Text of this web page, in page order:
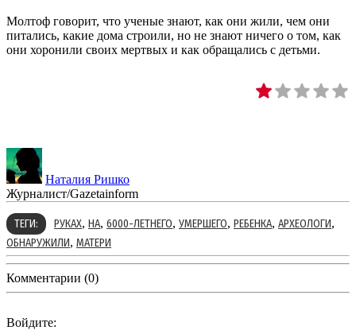
Молтоф говорит, что ученые знают, как они жили, чем они
питались, какие дома строили, но не знают ничего о том, как
они хоронили своих мертвых и как обращались с детьми.
Наталия Ришко
Журналист/Gazetainform
ТЕГИ: РУКАХ, НА, 6000-ЛЕТНЕГО, УМЕРШЕГО, РЕБЕНКА, АРХЕОЛОГИ,
ОБНАРУЖИЛИ, МАТЕРИ
Комментарии (0)
Войдите: